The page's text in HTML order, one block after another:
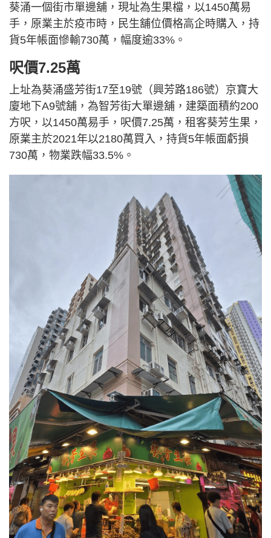
葵涌一個街市單邊舖，現址為生果檔，以1450萬易
手，原業主於疫市時，民生舖位價格高企時購入，持
貨5年帳面慘輸730萬，幅度逾33%。
呎價7.25萬
上址為葵涌盛芳街17至19號（興芳路186號）京寶大
廈地下A9號舖，為智芳街大單邊舖，建築面積約200
方呎，以1450萬易手，呎價7.25萬，租客葵芳生果，
原業主於2021年以2180萬買入，持貨5年帳面虧損
730萬，物業跌幅33.5%。